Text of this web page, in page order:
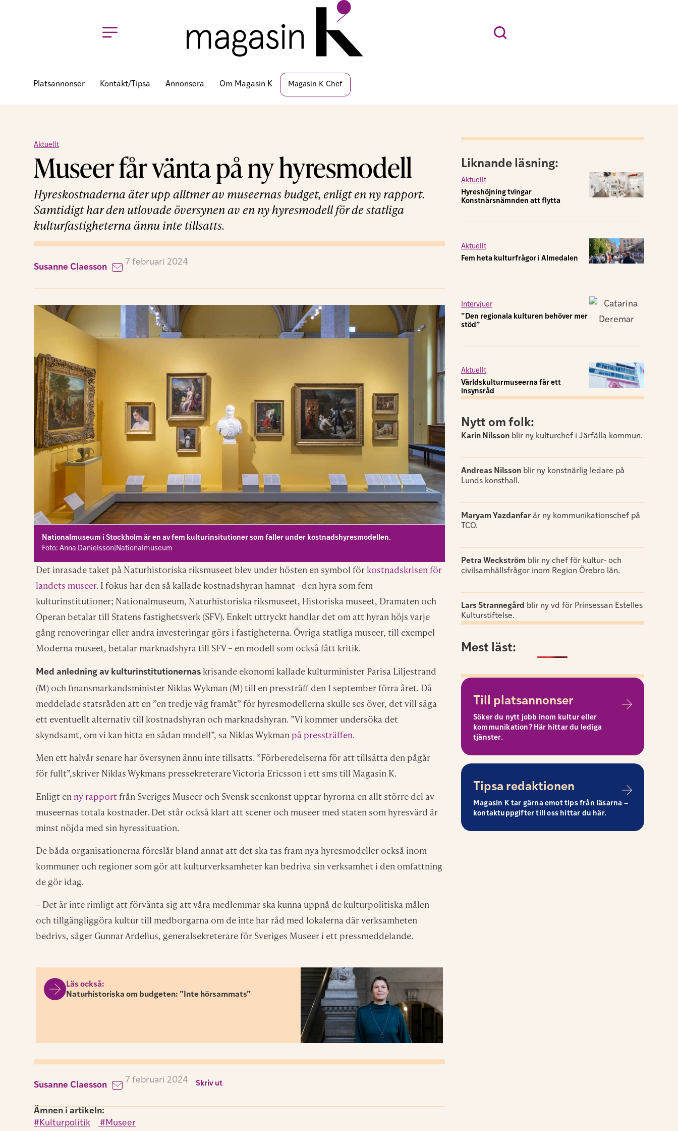
Platsannonser Kontakt/tipsa Annonsera Om Magasin K Magasin K Chef
Aktuellt
Museer får vänta på ny hyresmodell
Hyreskostnaderna äter upp alltmer av museernas budget, enligt en ny rapport.
Samtidigt har den utlovade översynen av en ny hyresmodell för de statliga
kulturfastigheterna ännu inte tillsatts.
Susanne Claesson
7 februari 2024
Nationalmuseum i Stockholm är en av fem kulturinsitutioner som faller under kostnadshyresmodellen.
Foto: Anna Danielsson|Nationalmuseum
Det inrasade taket på Naturhistoriska riksmuseet blev under hösten en symbol för kostnadskrisen för
landets museer. I fokus har den så kallade kostnadshyran hamnat –den hyra som fem
kulturinstitutioner; Nationalmuseum, Naturhistoriska riksmuseet, Historiska museet, Dramaten och
Operan betalar till Statens fastighetsverk (SFV). Enkelt uttryckt handlar det om att hyran höjs varje
gång renoveringar eller andra investeringar görs i fastigheterna. Övriga statliga museer, till exempel
Moderna museet, betalar marknadshyra till SFV – en modell som också fått kritik.
Med anledning av kulturinstitutionernas krisande ekonomi kallade kulturminister Parisa Liljestrand
(M) och finansmarkandsminister Niklas Wykman (M) till en pressträff den 1 september förra året. Då
meddelade statsråden att en ”en tredje väg framåt” för hyresmodellerna skulle ses över, det vill säga
ett eventuellt alternativ till kostnadshyran och marknadshyran. ”Vi kommer undersöka det
skyndsamt, om vi kan hitta en sådan modell”, sa Niklas Wykman på pressträffen.
Men ett halvår senare har översynen ännu inte tillsatts. ”Förberedelserna för att tillsätta den pågår
för fullt”,skriver Niklas Wykmans pressekreterare Victoria Ericsson i ett sms till Magasin K.
Enligt en ny rapport från Sveriges Museer och Svensk scenkonst upptar hyrorna en allt större del av
museernas totala kostnader. Det står också klart att scener och museer med staten som hyresvärd är
minst nöjda med sin hyressituation.
De båda organisationerna föreslår bland annat att det ska tas fram nya hyresmodeller också inom
kommuner och regioner som gör att kulturverksamheter kan bedriva sin verksamhet i den omfattning
de gör idag.
– Det är inte rimligt att förvänta sig att våra medlemmar ska kunna uppnå de kulturpolitiska målen
och tillgängliggöra kultur till medborgarna om de inte har råd med lokalerna där verksamheten
bedrivs, säger Gunnar Ardelius, generalsekreterare för Sveriges Museer i ett pressmeddelande.
Läs också:
Naturhistoriska om budgeten: ”Inte hörsammats”
Susanne Claesson
7 februari 2024 Skriv ut
Ämnen i artikeln:
Kulturpolitik
, Museer
Liknande läsning:
Aktuellt
Hyreshöjning tvingar
Konstnärsnämnden att flytta
Aktuellt
Fem heta kulturfrågor i Almedalen
Intervjuer
”Den regionala kulturen behöver mer
stöd”
Aktuellt
Världskulturmuseerna får ett
insynsråd
Nytt om folk:
Karin Nilssonblir ny kulturchef i Järfälla kommun.
Andreas Nilssonblir ny konstnärlig ledare på
Lunds konsthall.
Maryam Yazdanfarär ny kommunikationschef på
TCO.
Petra Weckström blir ny chef för kultur- och
civilsamhällsfrågor inom Region Örebro län.
Lars Strannegård blir ny vd för Prinsessan Estelles
Kulturstiftelse.
Mest läst:
Till platsannonser
Söker du nytt jobb inom kultur eller
kommunikation? Här hittar du lediga
tjänster.
Tipsa redaktionen
Magasin K tar gärna emot tips från läsarna –
kontaktuppgifter till oss hittar du här.